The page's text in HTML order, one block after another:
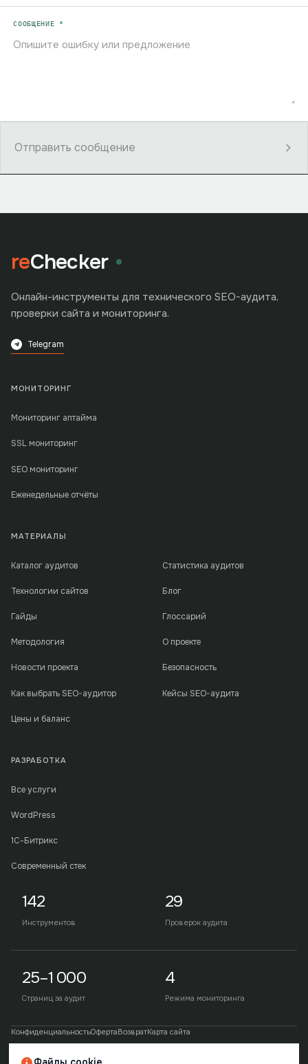
СООБЩЕНИЕ *
Отправить сообщение
reChecker
Онлайн-инструменты для технического SEO-аудита,
проверки сайта и мониторинга.
Telegram
МОНИТОРИНГ
Мониторинг аптайма
SSL мониторинг
SEO мониторинг
Еженедельные отчёты
МАТЕРИАЛЫ
Каталог аудитов Статистика аудитов
Технологии сайтов Блог
Гайды Глоссарий
Методология О проекте
Новости проекта Безопасность
Как выбрать SEO-аудитор Кейсы SEO-аудита
Цены и баланс
РАЗРАБОТКА
Все услуги
WordPress
1С-Битрикс
Современный стек
142
Инструментов
29
Проверок аудита
25–1 000
Страниц за аудит
4
Режима мониторинга
КонфиденциальностьОфертаВозвратКарта сайта